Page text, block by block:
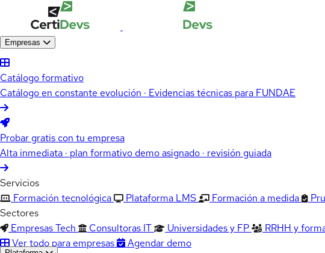
Empresas
Catálogo formativo
Catálogo en constante evolución · Evidencias técnicas para FUNDAE
Probar gratis con tu empresa
Alta inmediata · plan formativo demo asignado · revisión guiada
Servicios
Formación tecnológica
Plataforma LMS Formación a medida
Sectores
Empresas Tech
Consultoras IT Universidades y FP RRHH y
Ver todo para empresas
Agendar demo